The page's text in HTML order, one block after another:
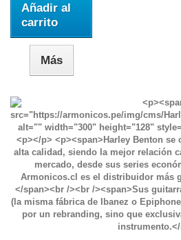
Añadir al
carrito
Más